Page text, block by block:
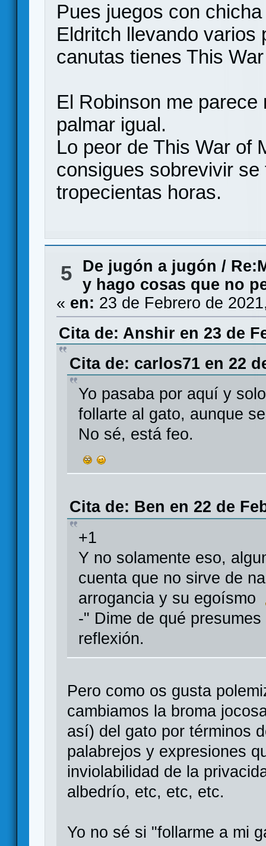
Pues juegos con
Eldritch llevando varios
canutas tienes This
El Robinson me
palmar igual.
Lo peor de This War of
consigues sobrevivir
tropecientas horas.
5 De jugón a jugón /
y hago cosas que no
« en: 23 de Febrero de
Cita de: Anshir en 23 de
Cita de: carlos71 en 22
Yo pasaba por aquí y
follarte al gato, aunque
No sé, está feo.
Cita de: Ben en 22 de
+1
Y no solamente eso,
cuenta que no sirve de
arrogancia y su egoísmo
-" Dime de qué
reflexión.
Pero como os gusta
cambiamos la broma
así) del gato por términos
palabrejos y expresiones
inviolabilidad de la
albedrío, etc, etc, etc.
Yo no sé si "follarme a mi